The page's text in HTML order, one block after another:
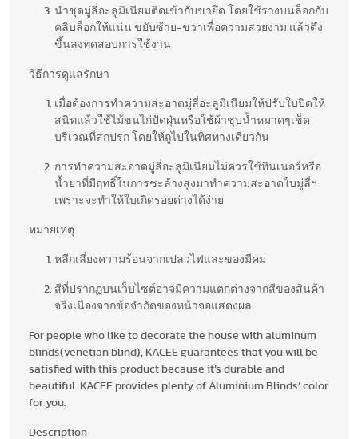
นำชุดมู่ลี่อะลูมิเนียมติดเข้ากับขายึด โดยใช้รางบนล็อกกับ
คลิบล็อกให้แน่น ขยับซ้าย-ขวาเพื่อความสวยงาม แล้วดึง
ขึ้นลงทดสอบการใช้งาน
วิธีการดูแลรักษา
เมื่อต้องการทำความสะอาดมู่ลี่อะลูมิเนียมให้ปรับใบปิดให้
สนิทแล้วใช้ไม้ขนไก่ปัดฝุ่นหรือใช้ผ้าชุบน้ำหมาดๆเช็ด
บริเวณที่สกปรก โดยให้ถูไปในทิศทางเดียวกัน
การทำความสะอาดมู่ลี่อะลูมิเนียมไม่ควรใช้ทินเนอร์หรือ
น้ำยาที่มีฤทธิ์ในการชะล้างสูงมาทำความสะอาดใบมู่ลี่ฯ
เพราะจะทำให้ใบเกิดรอยด่างได้ง่าย
หมายเหตุ
หลีกเลี่ยงความร้อนจากเปลวไฟและของมีคม
สีที่ปรากฏบนเว็บไซต์อาจมีความแตกต่างจากสีของสินค้า
จริงเนื่องจากข้อจำกัดของหน้าจอแสดงผล
For people who like to decorate the house with aluminum
blinds(venetian blind), KACEE guarantees that you will be
satisfied with this product because it’s durable and
beautiful. KACEE provides plenty of Aluminium Blinds’ color
for you.
Description